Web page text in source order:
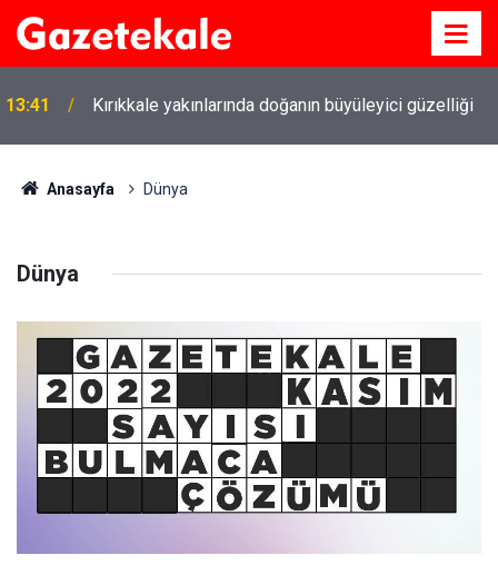
13:41 Kırıkkale yakınlarında doğanın büyüleyici güzelliği
Anasayfa Dünya
Dünya